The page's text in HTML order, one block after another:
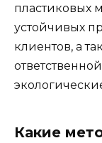
пластиковых
устойчивых
клиентов, а
Какие